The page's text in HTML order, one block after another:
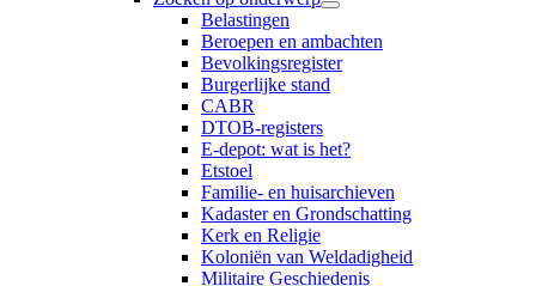
Belastingen
Beroepen en ambachten
Bevolkingsregister
Burgerlijke stand
CABR
DTOB-registers
E-depot: wat is het?
Etstoel
Familie- en huisarchieven
Kadaster en Grondschatting
Kerk en Religie
Koloniën van Weldadigheid
Militaire Geschiedenis